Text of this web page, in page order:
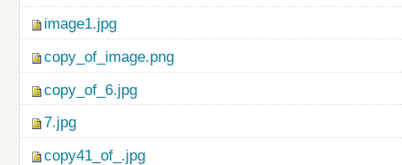
image1.jpg
copy_of_image.png
copy_of_6.jpg
7.jpg
copy41_of_.jpg